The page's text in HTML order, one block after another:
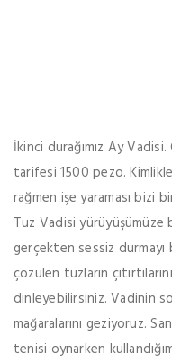
İkinci durağımız Ay
tarifesi 1500 pezo.
rağmen işe yaraması bizi
Tuz Vadisi yürüyüşümüze
gerçekten sessiz durmayı
çözülen tuzların
dinleyebilirsiniz. Vadinin
mağaralarını geziyoruz.
tenisi oynarken